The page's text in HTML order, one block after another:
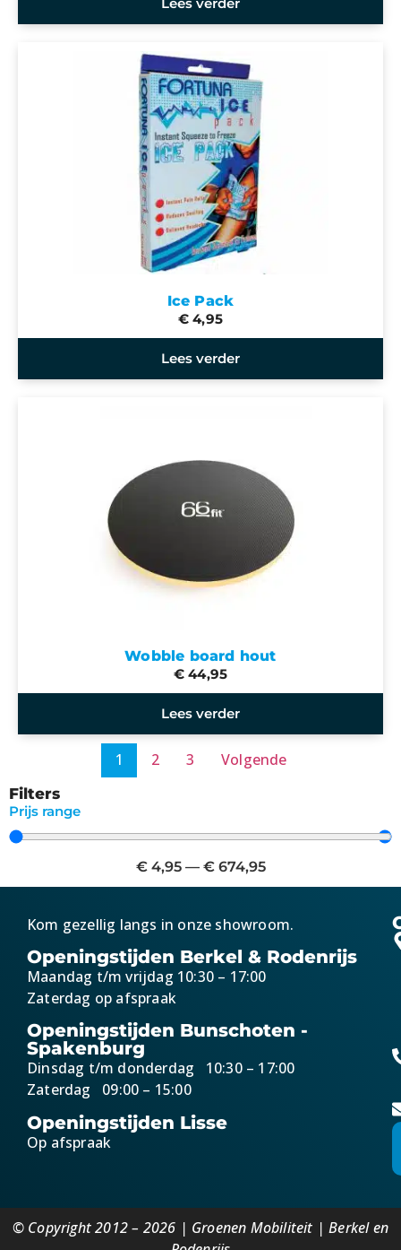
Filters
Prijs range
€ 4,95 — € 674,95
Ice Pack
€ 4,95
Lees verder
Wobble board hout
€ 44,95
Lees verder
1 2 3 Volgende
Kom gezellig langs in onze showroom.
Openingstijden Berkel & Rodenrijs
Maandag t/m vrijdag 10:30 – 17:00
Zaterdag op afspraak
Openingstijden Bunschoten -
Spakenburg
Dinsdag t/m donderdag 10:30 – 17:00
Zaterdag 09:00 – 15:00
Openingstijden Lisse
Op afspraak
© Copyright 2012 – 2026 | Groenen Mobiliteit | Berkel en